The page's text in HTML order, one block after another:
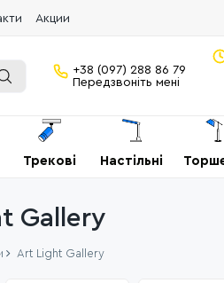
Акции
+38 (097) 288 86 79
Передзвоніть мені
Трекові Настільні
Gallery
Art Light Gallery